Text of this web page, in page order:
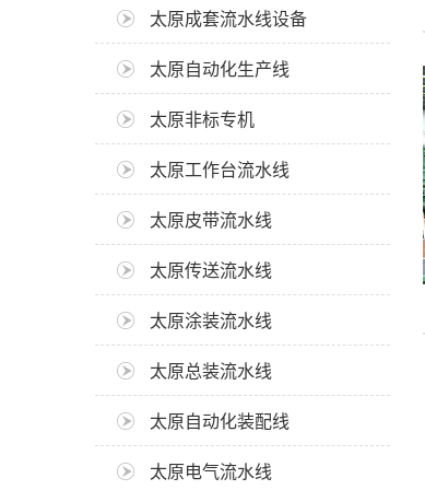
太原成套流水线设备
太原自动化生产线
太原非标专机
太原工作台流水线
太原皮带流水线
太原传送流水线
太原涂装流水线
太原总装流水线
太原自动化装配线
太原电气流水线